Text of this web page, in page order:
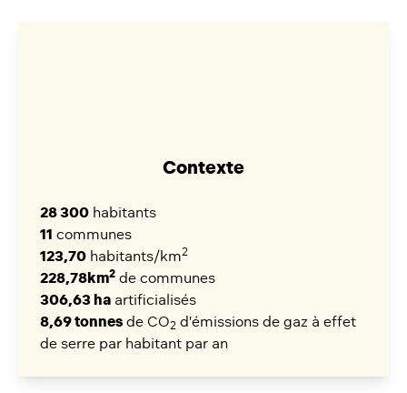
Contexte
28 300 habitants
11 communes
123,70 habitants/km2
228,78km2 de communes
306,63 ha artificialisés
8,69 tonnes de CO2 d'émissions de gaz à effet
de serre par habitant par an